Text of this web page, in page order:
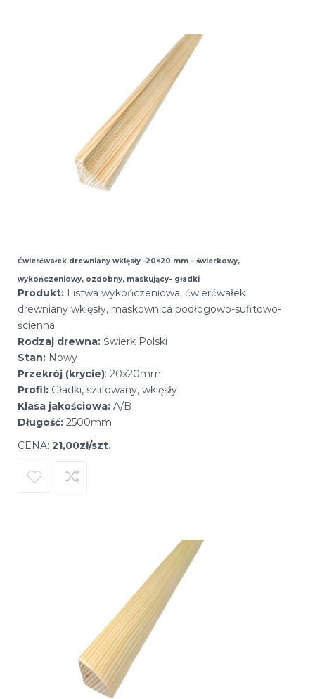
Ćwierćwałek drewniany wklęsły -20×20 mm – świerkowy,
wykończeniowy, ozdobny, maskujący– gładki
Produkt: Listwa wykończeniowa, ćwierćwałek
drewniany wklęsły, maskownica podłogowo-sufitowo-
ścienna
Rodzaj drewna: Świerk Polski
Stan: Nowy
Przekrój (krycie): 20x20mm
Profil: Gładki, szlifowany, wklęsły
Klasa jakościowa: A/B
Długość: 2500mm
CENA: 21,00zł/szt.